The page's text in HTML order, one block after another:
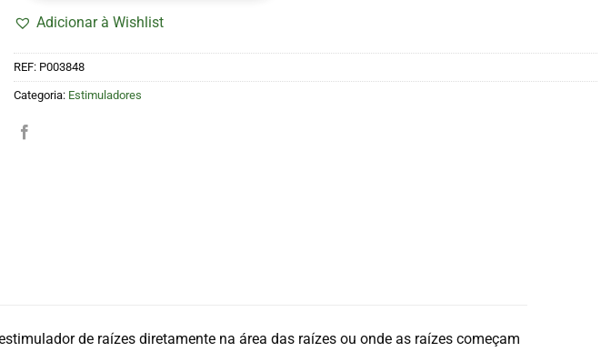
Adicionar à Wishlist
REF: P003848
Categoria: Estimuladores
de raízes diretamente na área das raízes ou onde as raízes começam